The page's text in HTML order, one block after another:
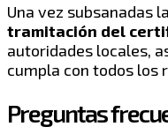
Una vez subsanadas
tramitación del
autoridades locales,
cumpla con todos los
Preguntas